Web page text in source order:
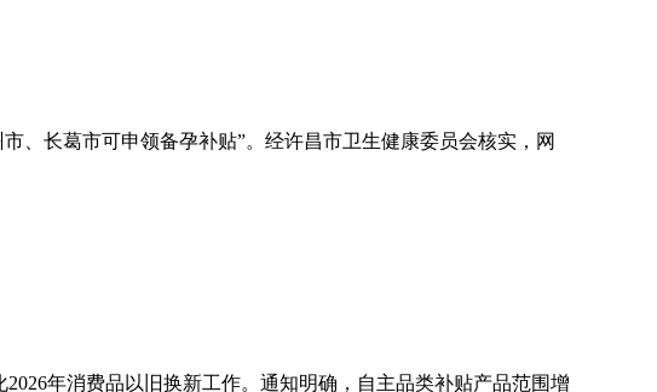
、长葛市可申领备孕补贴”。经许昌市卫生健康委员会核实，网
年消费品以旧换新工作。通知明确，自主品类补贴产品范围增